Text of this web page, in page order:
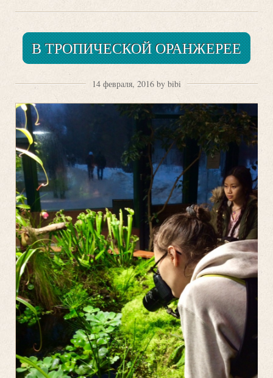
В ТРОПИЧЕСКОЙ ОРАНЖЕРЕЕ
14 февраля, 2016 by bibi